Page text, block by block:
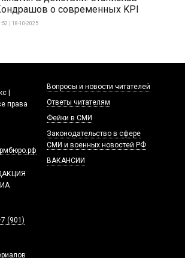
о современных KPI
| 18-10-2025
|
права
(901)
Вопросы и новости читателей
Ответы читателям
Фейки в СМИ
Законодательство в сфере
СМИ и военных новостей РФ
ВАКАНСИИ